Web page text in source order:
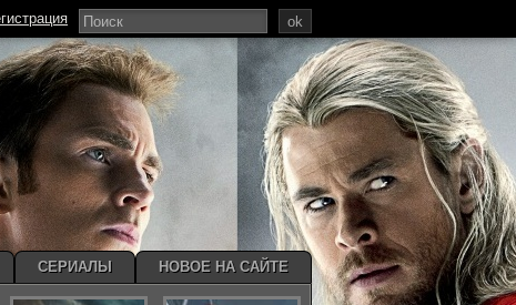
ok
СЕРИАЛЫ НОВОЕ НА САЙТЕ